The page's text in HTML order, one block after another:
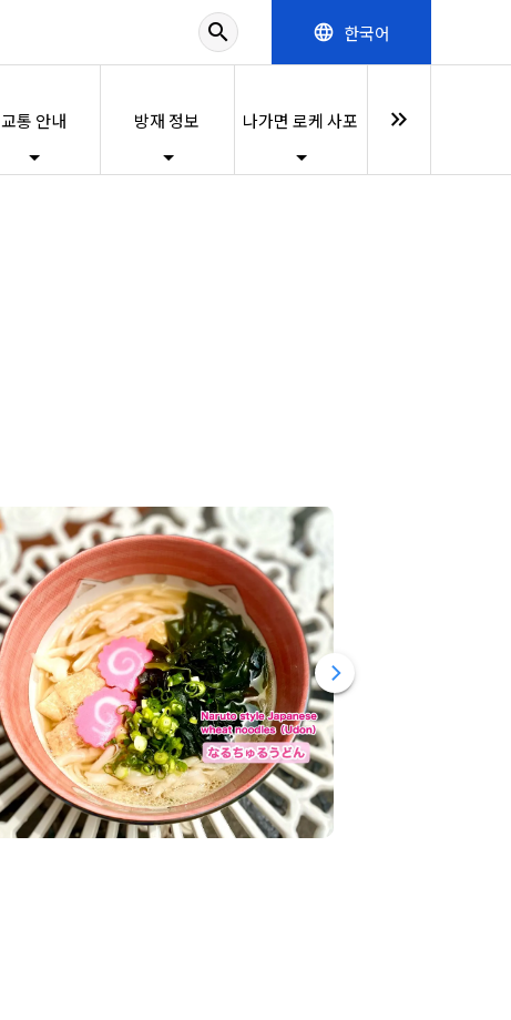
search language 한국어
교통 안내 방재 정보 나가면 로케 사포 keyboard_double_arrow_right